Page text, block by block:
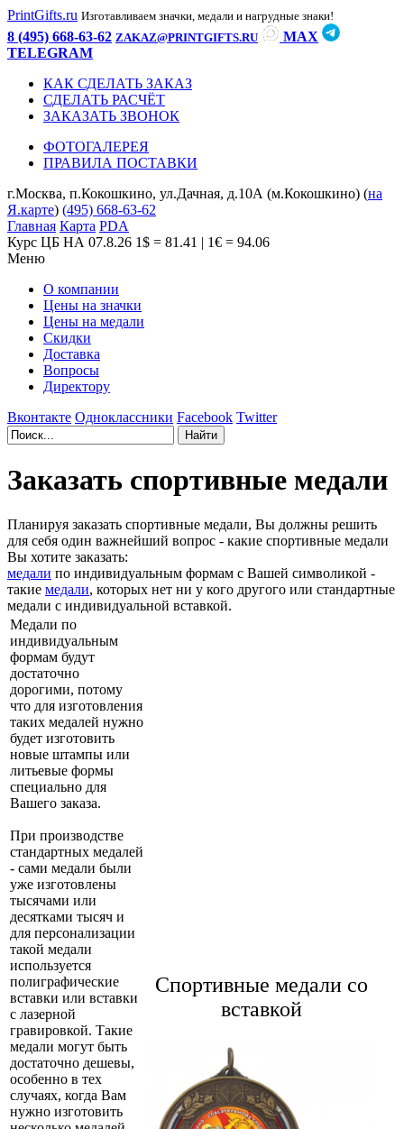
PrintGifts.ru Изготавливаем значки, медали и нагрудные знаки!
8 (495) 668-63-62 ZAKAZ@PRINTGIFTS.RU
MAX
TELEGRAM
КАК СДЕЛАТЬ ЗАКАЗ
СДЕЛАТЬ РАСЧЁТ
ЗАКАЗАТЬ ЗВОНОК
ФОТОГАЛЕРЕЯ
ПРАВИЛА ПОСТАВКИ
г.Москва, п.Кокошкино, ул.Дачная, д.10А (м.Кокошкино) (на
Я.карте) (495) 668-63-62
Главная Карта PDA
Курс ЦБ НА 07.8.26 1$ = 81.41 | 1€ = 94.06
Меню
О компании
Цены на значки
Цены на медали
Скидки
Доставка
Вопросы
Директору
Вконтакте Одноклассники Facebook Twitter
Заказать спортивные медали
Планируя заказать спортивные медали, Вы должны решить
для себя один важнейший вопрос - какие спортивные медали
Вы хотите заказать:
медали по индивидуальным формам с Вашей символикой -
такие медали, которых нет ни у кого другого или стандартные
медали с индивидуальной вставкой.
Медали по
индивидуальным
формам будут
достаточно
дорогими, потому
что для изготовления
таких медалей нужно
будет изготовить
новые штампы или
литьевые формы
специально для
Вашего заказа.
При производстве
стандартных медалей
- сами медали были
уже изготовлены
тысячами или
десятками тысяч и
для персонализации
такой медали
используется
полиграфические
вставки или вставки
с лазерной
гравировкой. Такие
медали могут быть
достаточно дешевы,
особенно в тех
случаях, когда Вам
нужно изготовить
Спортивные медали со
вставкой